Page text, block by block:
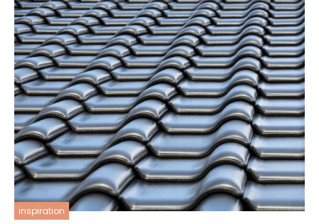
inspiration